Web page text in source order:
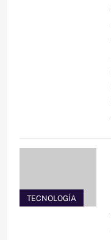
TECNOLOGÍA